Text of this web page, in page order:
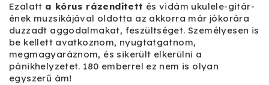
Ezalatt a kórus rázendített és vidám ukulele-gitár-
ének muzsikájával oldotta az akkorra már jókorára
duzzadt aggodalmakat, feszültséget. Személyesen is
be kellett avatkoznom, nyugtatgatnom,
megmagyaráznom, és sikerült elkerülni a
pánikhelyzetet. 180 emberrel ez nem is olyan
egyszerű ám!